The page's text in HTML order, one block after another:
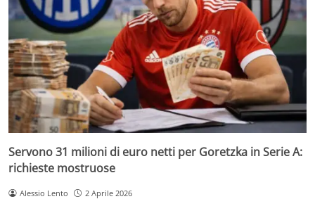
Servono 31 milioni di euro netti per Goretzka in Serie A:
richieste mostruose
Alessio Lento 2 Aprile 2026